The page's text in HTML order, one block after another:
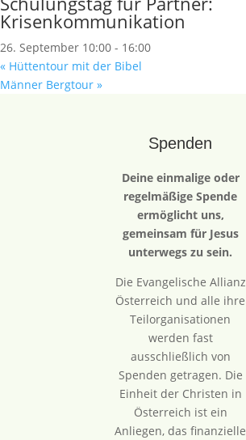
Krisenkommunikation
26. September 10:00 - 16:00
« Hüttentour mit der Bibel
Männer Bergtour »
Spenden
Deine einmalige oder
regelmäßige Spende
ermöglicht uns,
gemeinsam für Jesus
unterwegs zu sein.
Die Evangelische Allianz
Österreich und alle ihre
Teilorganisationen
werden fast
ausschließlich von
Spenden getragen. Die
Einheit der Christen in
Österreich ist ein
Anliegen, das finanzielle